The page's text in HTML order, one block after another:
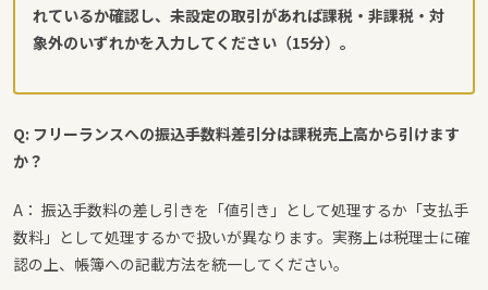
れているか確認し、未設定の取引があれば課税・非課税・対
象外のいずれかを入力してください（15分）。
Q: フリーランスへの振込手数料差引分は課税売上高から引けます
か？
A： 振込手数料の差し引きを「値引き」として処理するか「支払手
数料」として処理するかで扱いが異なります。実務上は税理士に確
認の上、帳簿への記載方法を統一してください。